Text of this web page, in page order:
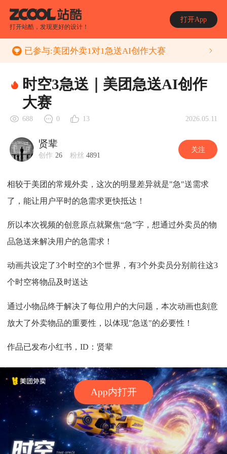
打开站酷，发现更好的设计！
打开App
App内打开
已参与:美团外卖1对1急送AI创作大赛
时空3急送｜美团急送AI创作
大赛
688 0 13 2026.05.11
贤辈
创作 26 粉丝 4891
关注
相较于美团的常规外卖，这次的明显差异就是"急"送需求
了，能让用户平时的急需求更快抵达！
所以本次视频的创意原点就聚焦“急”字，想通过外卖员的物
品急送来解决用户的急需求！
动画共设定了3个时空的3个世界，有3个外卖员分别前往这3
个时空将物品及时送达
通过小物品终于解决了每位用户的大问题，本次动画也刻意
放大了外卖物品的重要性，以体现"急送"的必要性！
作品已发布小红书，ID：贤辈